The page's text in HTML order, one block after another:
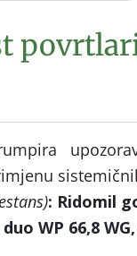
: Ridomil
WP 66,8